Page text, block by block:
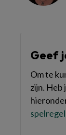
Geef
Om te
zijn. Heb